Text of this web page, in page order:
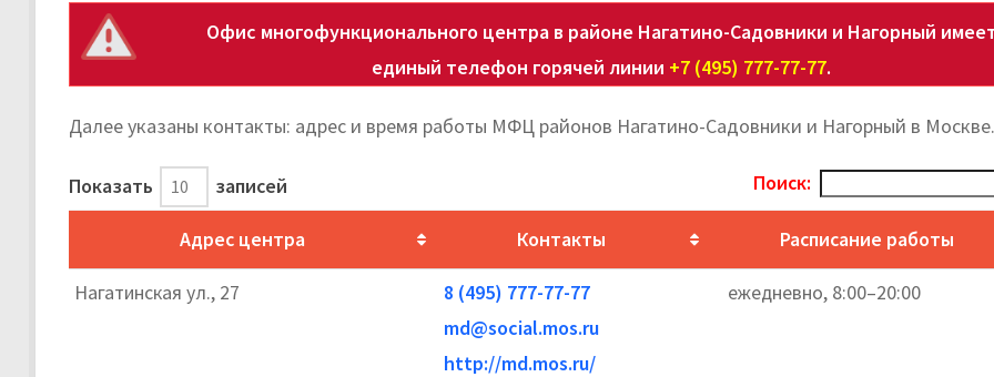
Офис многофункционального центра в районе Нагатино-Садовники и Нагорный
единый телефон горячей линии +7 (495) 777-77-77.
Далее указаны контакты: адрес и время работы МФЦ районов Нагатино-Садовники и Нагорный в Москве.
Показать записей Поиск:
Адрес центра Контакты Расписание работы
Нагатинская ул., 27
8 (495) 777-77-77
md@social.mos.ru
http://md.mos.ru/
ежедневно, 8:00–20:00